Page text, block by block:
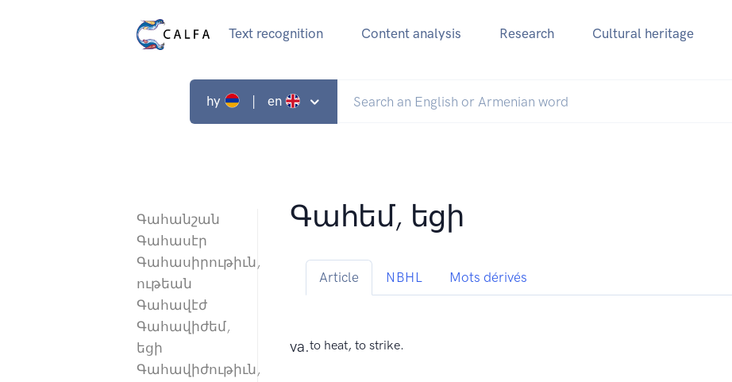
Text recognition Content analysis Research Cultural heritage
hy | en
Գահանշան
Գահասէր
Գահասիրութիւն,
ութեան
Գահավէժ
Գահավիժեմ,
եցի
Գահավիժութիւն,
Գահեմ, եցի
Article NBHL Mots dérivés
va.to heat, to strike.